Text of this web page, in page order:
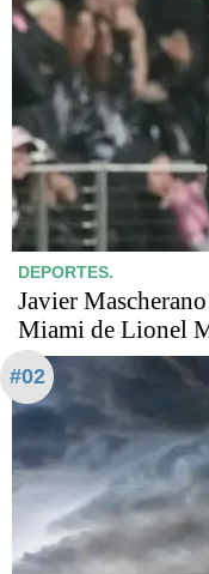
DEPORTES.
Javier
Miami de Lionel
#02